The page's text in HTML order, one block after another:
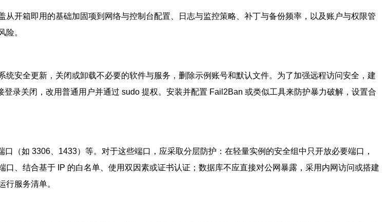
开箱即用的基础加固项到网络与控制台配置、日志与监控策略、补丁与备份频率，以及账户与权限管
险。
安全更新，关闭或卸载不必要的软件与服务，删除示例账号和默认文件。为了加强远程访问安全，建
登录关闭，改用普通用户并通过 sudo 提权。安装并配置 Fail2Ban 或类似工具来防护暴力破解，设置合
口（如 3306、1433）等。对于这些端口，应采取分层防护：在轻量实例的安全组中只开放必要端口，
、结合基于 IP 的白名单、使用双因素或证书认证；数据库不应直接对公网暴露，采用内网访问或搭建
行服务清单。